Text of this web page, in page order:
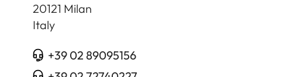
20121 Milan
Italy
+39 02 89095156